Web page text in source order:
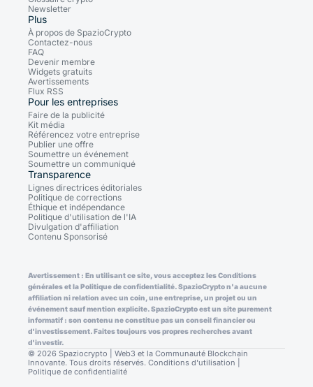
Newsletter
Plus
À propos de SpazioCrypto
Contactez-nous
FAQ
Devenir membre
Widgets gratuits
Avertissements
Flux RSS
Pour les entreprises
Faire de la publicité
Kit média
Référencez votre entreprise
Publier une offre
Soumettre un événement
Soumettre un communiqué
Transparence
Lignes directrices éditoriales
Politique de corrections
Éthique et indépendance
Politique d'utilisation de l'IA
Divulgation d'affiliation
Contenu Sponsorisé
Avertissement : En utilisant ce site, vous acceptez les Conditions
générales et la Politique de confidentialité. SpazioCrypto n'a aucune
affiliation ni relation avec un coin, une entreprise, un projet ou un
événement sauf mention explicite. SpazioCrypto est un site purement
informatif : son contenu ne constitue pas un conseil financier ou
d'investissement. Faites toujours vos propres recherches avant
d'investir.
© 2026 Spaziocrypto | Web3 et la Communauté Blockchain
Innovante. Tous droits réservés. Conditions d'utilisation
Politique de confidentialité